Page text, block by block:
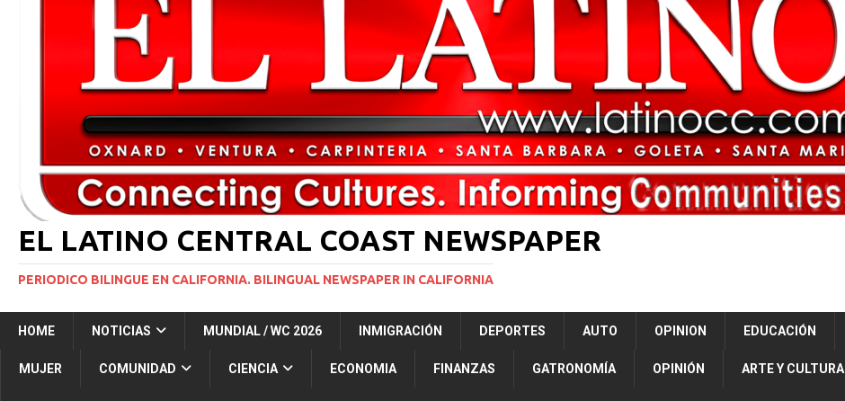
INMIGRACIÓN
Potente tormenta invernal desatará la mayor nevada en lo que va del año en California NACIONALES
[ 6 agosto, 2026 ] Trump firma dos medidas ejecutivas para restringir la ciudadanía por nacimiento y el “turismo de parto”
[ 5 agosto, 2026 ] Resumen internacional INTERNACIONAL
EL LATINO CENTRAL COAST NEWSPAPER
PERIODICO BILINGUE EN CALIFORNIA. BILINGUAL NEWSPAPER IN CALIFORNIA
HOME NOTICIAS MUNDIAL / WC 2026 INMIGRACIÓN DEPORTES AUTO OPINION EDUCACIÓN
MUJER COMUNIDAD CIENCIA ECONOMIA FINANZAS GATRONOMÍA OPINIÓN ARTE Y CULTURA